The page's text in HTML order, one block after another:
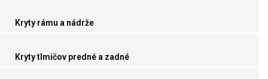
Kryty rámu a nádrže
Kryty tlmičov predné a zadné